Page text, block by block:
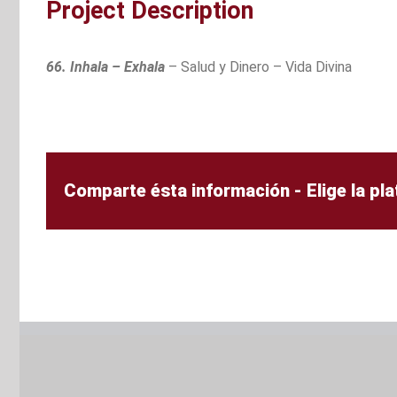
Project Description
66. Inhala – Exhala – Salud y Dinero – Vida Divina
Comparte ésta información - Elige la